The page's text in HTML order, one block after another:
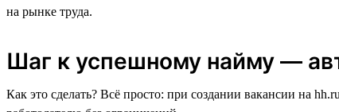
на рынке труда.
Шаг к успешному найму —
Как это сделать? Всё просто: при создании вакансии на